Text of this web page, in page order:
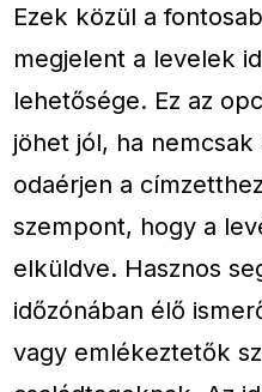
Ezek közül a
megjelent a levelek
lehetősége. Ez az
jöhet jól, ha
odaérjen a
szempont, hogy a
elküldve. Hasznos
időzónában élő
vagy emlékeztetők